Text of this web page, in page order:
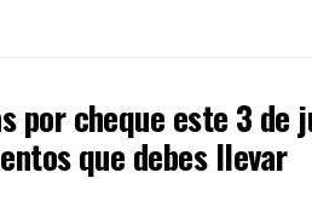
por cheque este 3 de
que debes llevar